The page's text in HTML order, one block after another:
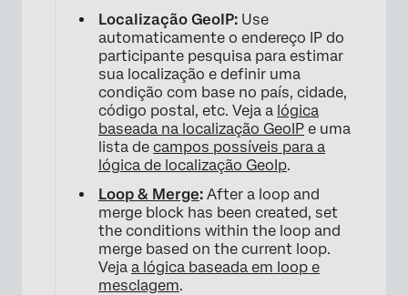
×
Localização GeoIP: Use
automaticamente o endereço IP do
participante pesquisa para estimar
sua localização e definir uma
condição com base no país, cidade,
código postal, etc. Veja a lógica
baseada na localização GeoIP e uma
lista de campos possíveis para a
lógica de localização GeoIp.
Loop & Merge: After a loop and
merge block has been created, set
the conditions within the loop and
merge based on the current loop.
Veja a lógica baseada em loop e
mesclagem.